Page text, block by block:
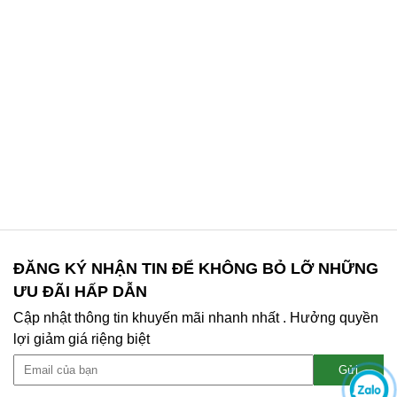
ĐĂNG KÝ NHẬN TIN ĐỂ KHÔNG BỎ LỠ NHỮNG
ƯU ĐÃI HẤP DẪN
Cập nhật thông tin khuyến mãi nhanh nhất . Hưởng quyền
lợi giảm giá riệng biệt